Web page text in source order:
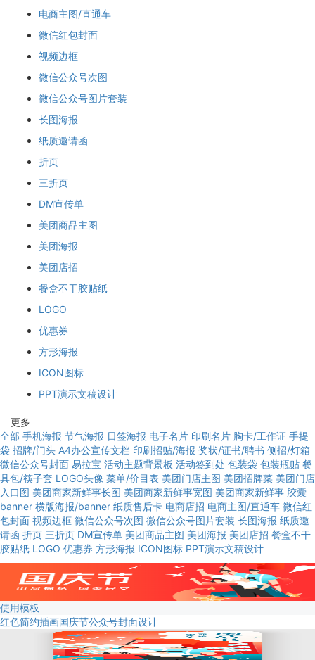
电商主图/直通车
微信红包封面
视频边框
微信公众号次图
微信公众号图片套装
长图海报
纸质邀请函
折页
三折页
DM宣传单
美团商品主图
美团海报
美团店招
餐盒不干胶贴纸
LOGO
优惠券
方形海报
ICON图标
PPT演示文稿设计
更多
全部 手机海报 节气海报 日签海报 电子名片 印刷名片 胸卡/工作证 手提
袋 招牌/门头 A4办公宣传文档 印刷招贴/海报 奖状/证书/聘书 侧招/灯箱
微信公众号封面 易拉宝 活动主题背景板 活动签到处 包装袋 包装瓶贴 餐
具包/筷子套 LOGO头像 菜单/价目表 美团门店主图 美团招牌菜 美团门店
入口图 美团商家新鲜事长图 美团商家新鲜事宽图 美团商家新鲜事 胶囊
banner 横版海报/banner 纸质售后卡 电商店招 电商主图/直通车 微信红
包封面 视频边框 微信公众号次图 微信公众号图片套装 长图海报 纸质邀
请函 折页 三折页 DM宣传单 美团商品主图 美团海报 美团店招 餐盒不干
胶贴纸 LOGO 优惠券 方形海报 ICON图标 PPT演示文稿设计
使用模板
红色简约插画国庆节公众号封面设计